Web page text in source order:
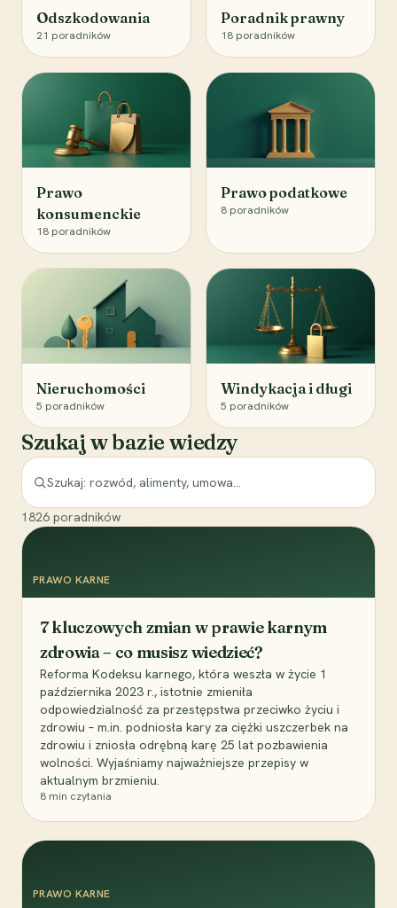
Odszkodowania
21 poradników
Poradnik prawny
18 poradników
Prawo
konsumenckie
18 poradników
Prawo podatkowe
8 poradników
Nieruchomości
5 poradników
Windykacja i długi
5 poradników
Szukaj w bazie wiedzy
1826 poradników
PRAWO KARNE
7 kluczowych zmian w prawie karnym
zdrowia – co musisz wiedzieć?
Reforma Kodeksu karnego, która weszła w życie 1
października 2023 r., istotnie zmieniła
odpowiedzialność za przestępstwa przeciwko życiu i
zdrowiu – m.in. podniosła kary za ciężki uszczerbek na
zdrowiu i zniosła odrębną karę 25 lat pozbawienia
wolności. Wyjaśniamy najważniejsze przepisy w
aktualnym brzmieniu.
8 min czytania
PRAWO KARNE